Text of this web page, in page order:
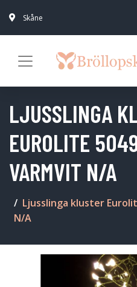
Skåne
LJUSSLINGA
EUROLITE
VARMVIT N/A
Ljusslinga kluster
N/A